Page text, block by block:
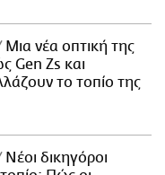
Μια νέα οπτική της
Gen Zs και
το τοπίο της
Νέοι δικηγόροι